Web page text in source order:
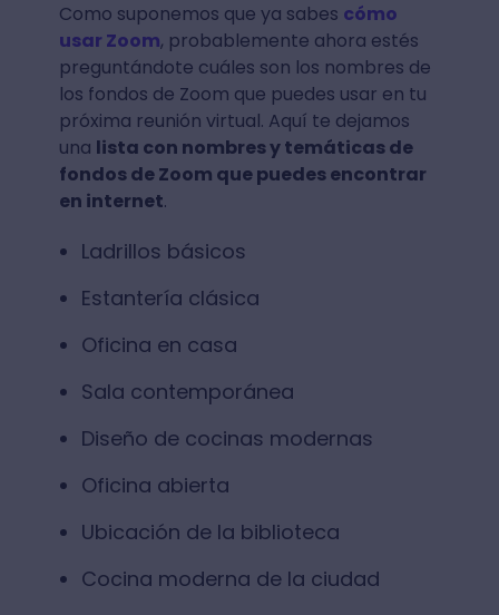
Como suponemos que ya sabes cómo
usar Zoom, probablemente ahora estés
preguntándote cuáles son los nombres de
los fondos de Zoom que puedes usar en tu
próxima reunión virtual. Aquí te dejamos
una lista con nombres y temáticas de
fondos de Zoom que puedes encontrar
en internet.
Ladrillos básicos
Estantería clásica
Oficina en casa
Sala contemporánea
Diseño de cocinas modernas
Oficina abierta
Ubicación de la biblioteca
Cocina moderna de la ciudad